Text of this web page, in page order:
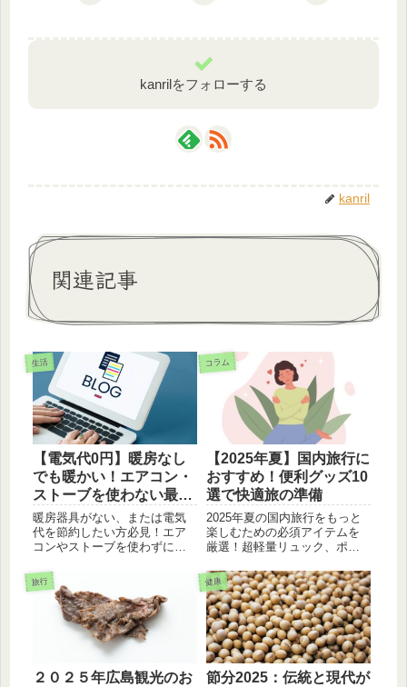
kanrilをフォローする
kanril
関連記事
生活
【電気代0円】暖房なし
でも暖かい！エアコン・
ストーブを使わない最強
の節約防寒術
暖房器具がない、または電気
代を節約したい方必見！エア
コンやストーブを使わずに、
徹底解説。「3つの首」を温め
る服装術から、100均グッズを
使った窓対策、0円で作れる湯
たんぽまで、今すぐできる最
強の寒さ対策をまとめまし
コラム
【2025年夏】国内旅行に
おすすめ！便利グッズ10
選で快適旅の準備
2025年夏の国内旅行をもっと
楽しむための必須アイテムを
厳選！超軽量リュック、ポー
ルバッテリーなど、旅の快適
さが格段に上がる便利グッズ
10選を徹底解説。旅行準備の
参考にぜひ！
旅行
２０２５年広島観光のお
健康
節分2025：伝統と現代が